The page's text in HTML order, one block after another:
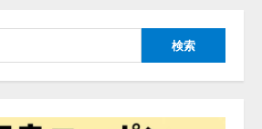
業の68.0％が、自社でのAI導入・
活用は「上手くいっている」と回
答
2026/08/07/13:53:50
ナレッジワーク、AIエンジニア油
スAIエージェントOS」「営業領域